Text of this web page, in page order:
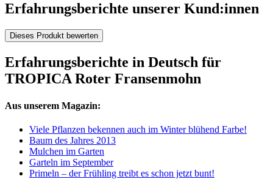
Erfahrungsberichte unserer Kund:innen
Dieses Produkt bewerten
Erfahrungsberichte in Deutsch für
TROPICA Roter Fransenmohn
Aus unserem Magazin:
Viele Pflanzen bekennen auch im Winter blühend Farbe!
Baum des Jahres 2013
Mulchen im Garten
Garteln im September
Primeln – der Frühling treibt es schon jetzt bunt!